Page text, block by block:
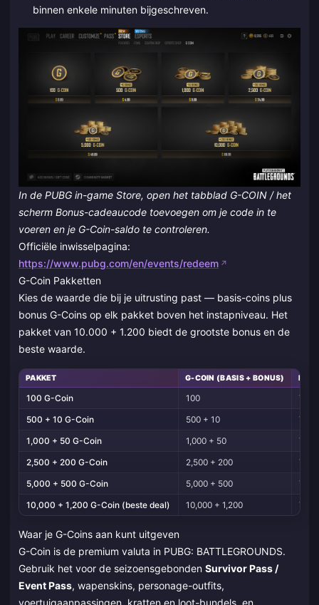
binnen enkele minuten bijgeschreven.
In de PUBG in-game Store, open het tabblad G-COIN / het
scherm Bonus-cadeaucode toevoegen om je code in te
voeren en je G-Coin-saldo te controleren.
Officiële inwisselpagina:
https://www.pubg.com/en/events/redeem
G-Coin Pakketten
Kies de waarde die bij je uitrusting past — basis-coins plus
bonus G-Coins op elk pakket boven het instapniveau. Het
pakket van 10.000 + 1.200 biedt de grootste bonus en de
beste waarde.
PAKKET G-COIN (BASIS + BONUS)
100 G-Coin 100
Tot
500 + 10 G-Coin
500 + 10
Tot
1,000 + 50 G-Coin
1,000 + 50
Tot
2,500 + 200 G-Coin
2,500 + 200
Tot
5,000 + 500 G-Coin
5,000 + 500
Tot
10,000 + 1,200 G-Coin (beste deal)
10,000 + 1,200 Tot
Waar je G-Coins aan kunt uitgeven
G-Coin is de premium valuta in PUBG: BATTLEGROUNDS.
Gebruik het voor de seizoensgebonden Survivor Pass /
Event Pass, wapenskins, personage-outfits,